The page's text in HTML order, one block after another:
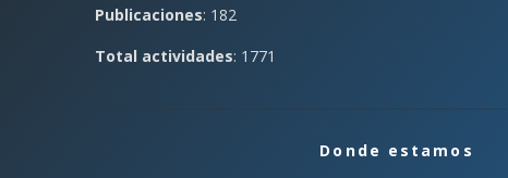
Publicaciones: 182
Total actividades: 1771
Donde estamos